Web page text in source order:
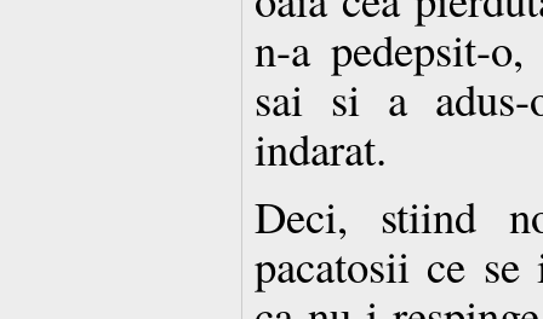
n-a pedepsit-
sai si a
indarat.
Deci, stiind
pacatosii ce